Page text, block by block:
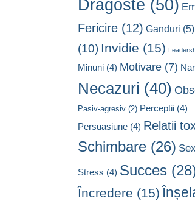
Dragoste (50)
Fericire(12) Ganduri (5)
(10) Invidie (15)
Minuni(4) Motivare(7)
Necazuri (40)
Pasiv-agresiv(2) Perceptii(4)
Persuasiune(4) Relatii
Schimbare(26) Sex
Stress (4) Succes
Încredere (15)